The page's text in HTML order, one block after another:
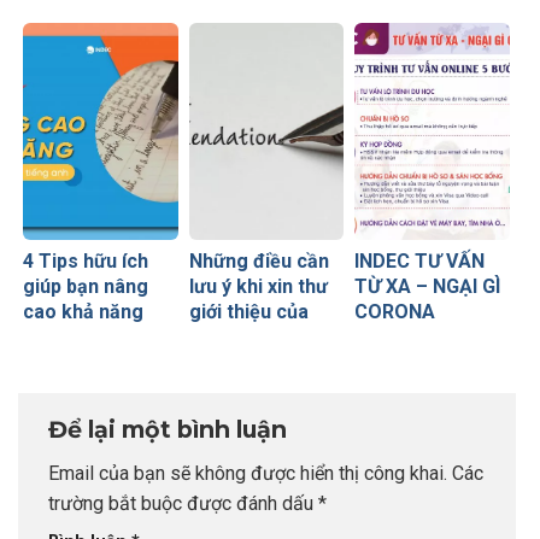
trọng bạn cần
4 Tips hữu ích
giúp bạn nâng
cao khả năng
Những điều cần
lưu ý khi xin thư
giới thiệu của
INDEC TƯ VẤN
TỪ XA – NGẠI GÌ
CORONA
Để lại một bình luận
Email của bạn sẽ không được hiển thị công khai. Các
trường bắt buộc được đánh dấu *